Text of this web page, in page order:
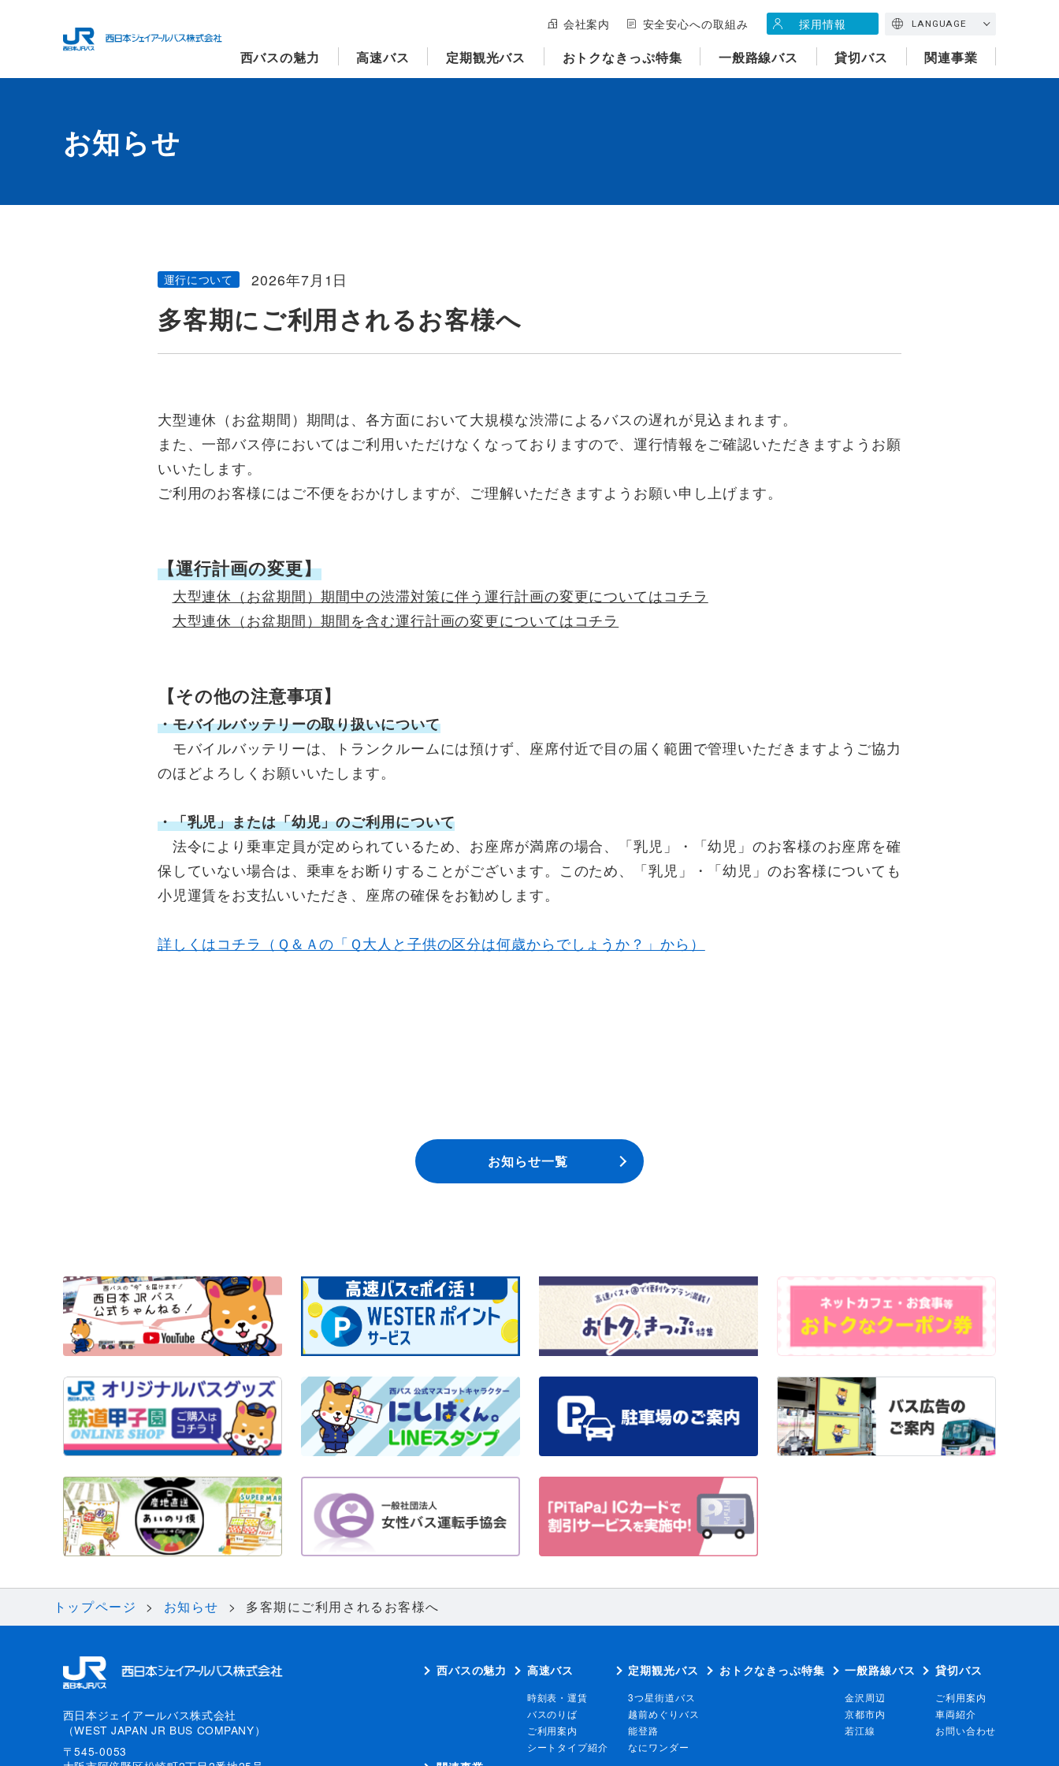
会社案内 安全安心への取組み 採用情報 LANGUAGE
西バスの魅力 高速バス 定期観光バス おトクなきっぷ特集 一般路線バス 貸切バス 関連事業
お知らせ
運行について 2026年7月1日
多客期にご利用されるお客様へ
大型連休（お盆期間）期間は、各方面において大規模な渋滞によるバスの遅れが見込まれます。
また、一部バス停においてはご利用いただけなくなっておりますので、運行情報をご確認いただきますようお願
いいたします。
ご利用のお客様にはご不便をおかけしますが、ご理解いただきますようお願い申し上げます。
【運行計画の変更】
大型連休（お盆期間）期間中の渋滞対策に伴う運行計画の変更についてはコチラ
大型連休（お盆期間）期間を含む運行計画の変更についてはコチラ
【その他の注意事項】
・モバイルバッテリーの取り扱いについて
モバイルバッテリーは、トランクルームには預けず、座席付近で目の届く範囲で管理いただきますようご協力
のほどよろしくお願いいたします。
・「乳児」または「幼児」のご利用について
法令により乗車定員が定められているため、お座席が満席の場合、「乳児」・「幼児」のお客様のお座席を確
保していない場合は、乗車をお断りすることがございます。このため、「乳児」・「幼児」のお客様についても
小児運賃をお支払いいただき、座席の確保をお勧めします。
詳しくはコチラ（Ｑ＆Ａの「Ｑ大人と子供の区分は何歳からでしょうか？」から）
お知らせ一覧
トップページ お知らせ 多客期にご利用されるお客様へ
西日本ジェイアールバス株式会社
（WEST JAPAN JR BUS COMPANY）
〒545-0053
西バスの魅力 高速バス
時刻表・運賃
バスのりば
ご利用案内
シートタイプ紹介
定期観光バス
3つ星街道バス
越前めぐりバス
能登路
なにワンダー
おトクなきっぷ特集 一般路線バス
金沢周辺
京都市内
若江線
貸切バス
ご利用案内
車両紹介
お問い合わせ